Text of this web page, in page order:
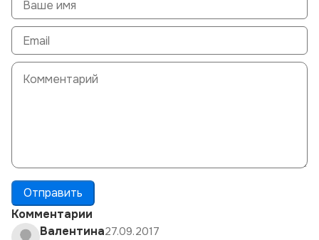
Отправить
Комментарии
Валентина27.09.2017